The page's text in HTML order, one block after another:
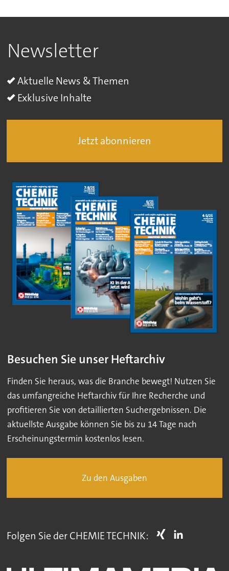
Newsletter
Aktuelle News & Themen
Exklusive Inhalte
Jetzt abonnieren
Besuchen Sie unser Heftarchiv
Finden Sie heraus, was die Branche bewegt! Nutzen Sie
das umfangreiche Heftarchiv für Ihre Recherche und
profitieren Sie von detaillierten Suchergebnissen. Die
aktuellste Ausgabe können Sie bis zu 14 Tage nach
Erscheinungstermin kostenlos lesen.
Zu den Ausgaben
Folgen Sie der CHEMIE TECHNIK: